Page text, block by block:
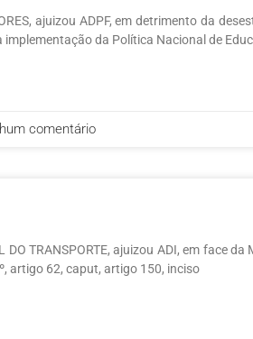
ajuizou ADPF, em detrimento da
da Política Nacional de
comentário
DO TRANSPORTE, ajuizou ADI, em face
artigo 62, caput, artigo 150, inciso